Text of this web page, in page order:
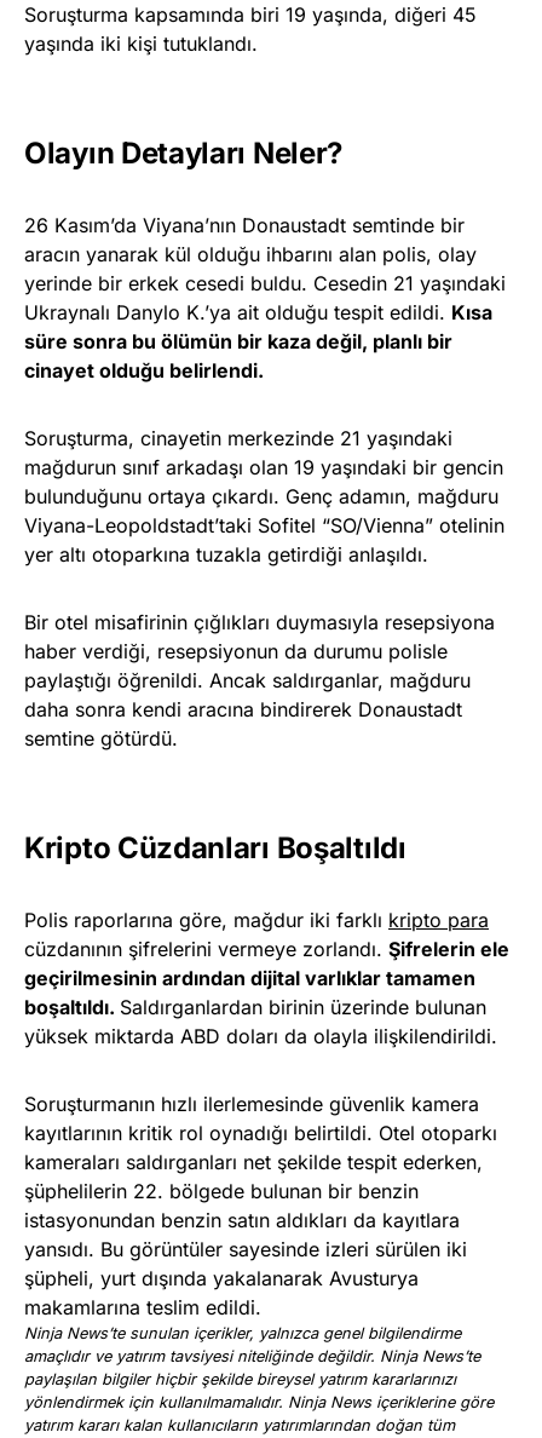
Soruşturma kapsamında biri 19 yaşında, diğeri 45
yaşında iki kişi tutuklandı.
Olayın Detayları Neler?
26 Kasım’da Viyana’nın Donaustadt semtinde bir
aracın yanarak kül olduğu ihbarını alan polis, olay
yerinde bir erkek cesedi buldu. Cesedin 21 yaşındaki
Ukraynalı Danylo K.’ya ait olduğu tespit edildi. Kısa
süre sonra bu ölümün bir kaza değil, planlı bir
cinayet olduğu belirlendi.
Soruşturma, cinayetin merkezinde 21 yaşındaki
mağdurun sınıf arkadaşı olan 19 yaşındaki bir gencin
bulunduğunu ortaya çıkardı. Genç adamın, mağduru
Viyana-Leopoldstadt’taki Sofitel “SO/Vienna” otelinin
yer altı otoparkına tuzakla getirdiği anlaşıldı.
Bir otel misafirinin çığlıkları duymasıyla resepsiyona
haber verdiği, resepsiyonun da durumu polisle
paylaştığı öğrenildi. Ancak saldırganlar, mağduru
daha sonra kendi aracına bindirerek Donaustadt
semtine götürdü.
Kripto Cüzdanları Boşaltıldı
Polis raporlarına göre, mağdur iki farklı kripto para
cüzdanının şifrelerini vermeye zorlandı. Şifrelerin ele
geçirilmesinin ardından dijital varlıklar tamamen
boşaltıldı. Saldırganlardan birinin üzerinde bulunan
yüksek miktarda ABD doları da olayla ilişkilendirildi.
Soruşturmanın hızlı ilerlemesinde güvenlik kamera
kayıtlarının kritik rol oynadığı belirtildi. Otel otoparkı
kameraları saldırganları net şekilde tespit ederken,
şüphelilerin 22. bölgede bulunan bir benzin
istasyonundan benzin satın aldıkları da kayıtlara
yansıdı. Bu görüntüler sayesinde izleri sürülen iki
şüpheli, yurt dışında yakalanarak Avusturya
makamlarına teslim edildi.
Ninja News’te sunulan içerikler, yalnızca genel bilgilendirme
amaçlıdır ve yatırım tavsiyesi niteliğinde değildir. Ninja News’te
paylaşılan bilgiler hiçbir şekilde bireysel yatırım kararlarınızı
yönlendirmek için kullanılmamalıdır. Ninja News içeriklerine göre
yatırım kararı kalan kullanıcıların yatırımlarından doğan tüm